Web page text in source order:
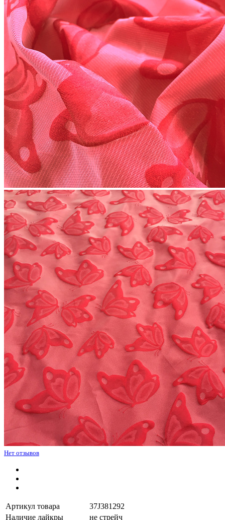
Нет отзывов
Артикул товара
37J381292
Наличие лайкры
не стрейч